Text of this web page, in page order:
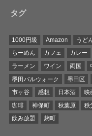
タグ
1000円級 Amazon うど
らーめん
カフェ カレー
ラーメン
ワイン 両国
墨田バルウォーク
墨田区
市ヶ谷
感想 日本酒 映
珈琲
神保町 秋葉原 秩
飲み放題
麹町